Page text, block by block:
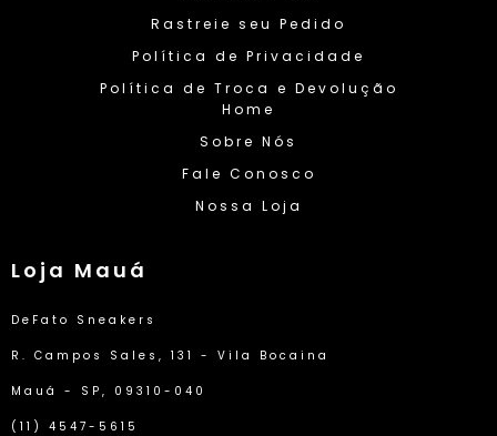
Rastreie seu Pedido
Política de Privacidade
Política de Troca e Devolução
Home
Sobre Nós
Fale Conosco
Nossa Loja
Loja Mauá
DeFato Sneakers
R. Campos Sales, 131 - Vila Bocaina
Mauá - SP, 09310-040
(11) 4547-5615